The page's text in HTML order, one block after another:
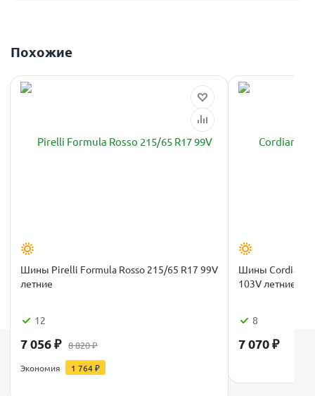
Похожие
Шины Pirelli Formula Rosso 215/65 R17 99V
летние
12
7 056₽ 8 820₽
Экономия 1 764₽
Шины Cordiant
103V летние
8
7 070₽